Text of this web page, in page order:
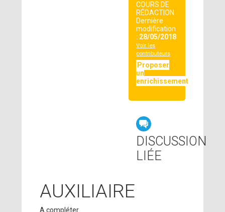
COURS DE
RÉDACTION
Dernière
modification
: 28/05/2018
Voir les
contributeurs
Proposer
un
enrichissement
DISCUSSION
LIÉE
AUXILIAIRE
A compléter...